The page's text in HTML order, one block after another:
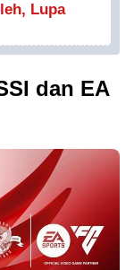
Lupa
dan EA